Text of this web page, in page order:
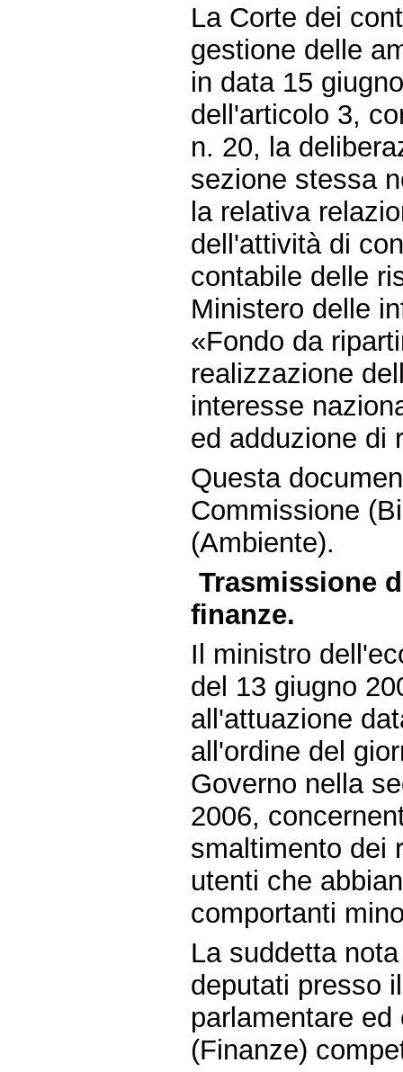
La Corte dei
gestione delle
in data 15
dell'articolo 3,
n. 20, la
sezione stessa
la relativa
dell'attività di
contabile delle
Ministero delle
«Fondo da
realizzazione
interesse
ed adduzione di
Questa
Commissione
(Ambiente).
Trasmissione
finanze.
Il ministro
del 13 giugno
all'attuazione
all'ordine del
Governo nella
2006,
smaltimento dei
utenti che
comportanti
La suddetta
deputati presso
parlamentare
(Finanze)